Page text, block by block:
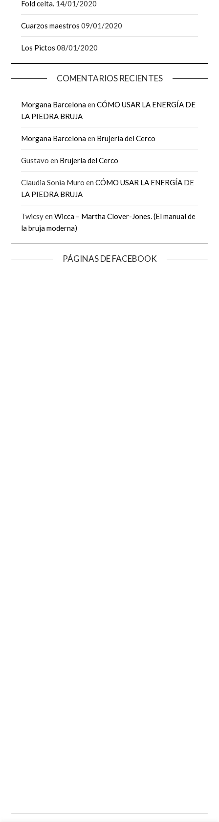
Fold celta. 14/01/2020
Cuarzos maestros 09/01/2020
Los Pictos 08/01/2020
COMENTARIOS RECIENTES
Morgana BarcelonaenCÓMO USAR LA ENERGÍA DE
LA PIEDRA BRUJA
Morgana Barcelonaen Brujería del Cerco
Gustavo en Brujería del Cerco
Claudia Sonia Muro enCÓMO USAR LA ENERGÍA DE
LA PIEDRA BRUJA
TwicsyenWicca – Martha Clover-Jones. (El manual de
la bruja moderna)
PÁGINAS DE FACEBOOK